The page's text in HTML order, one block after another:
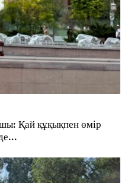
Қай құқықпен өмір